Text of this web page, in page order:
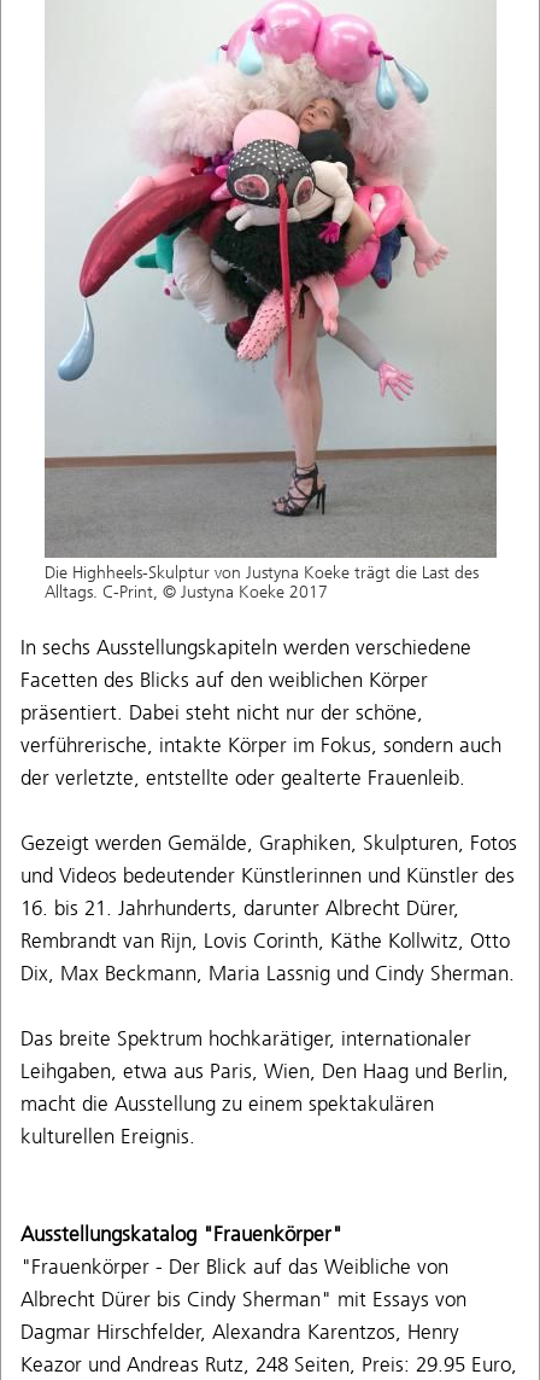
Die Highheels-Skulptur von Justyna Koeke trägt die Last des
Alltags. C-Print, © Justyna Koeke 2017
In sechs Ausstellungskapiteln werden verschiedene
Facetten des Blicks auf den weiblichen Körper
präsentiert. Dabei steht nicht nur der schöne,
verführerische, intakte Körper im Fokus, sondern auch
der verletzte, entstellte oder gealterte Frauenleib.
Gezeigt werden Gemälde, Graphiken, Skulpturen, Fotos
und Videos bedeutender Künstlerinnen und Künstler des
16. bis 21. Jahrhunderts, darunter Albrecht Dürer,
Rembrandt van Rijn, Lovis Corinth, Käthe Kollwitz, Otto
Dix, Max Beckmann, Maria Lassnig und Cindy Sherman.
Das breite Spektrum hochkarätiger, internationaler
Leihgaben, etwa aus Paris, Wien, Den Haag und Berlin,
macht die Ausstellung zu einem spektakulären
kulturellen Ereignis.
Ausstellungskatalog "Frauenkörper"
"Frauenkörper - Der Blick auf das Weibliche von
Albrecht Dürer bis Cindy Sherman" mit Essays von
Dagmar Hirschfelder, Alexandra Karentzos, Henry
Keazor und Andreas Rutz, 248 Seiten, Preis: 29.95 Euro,